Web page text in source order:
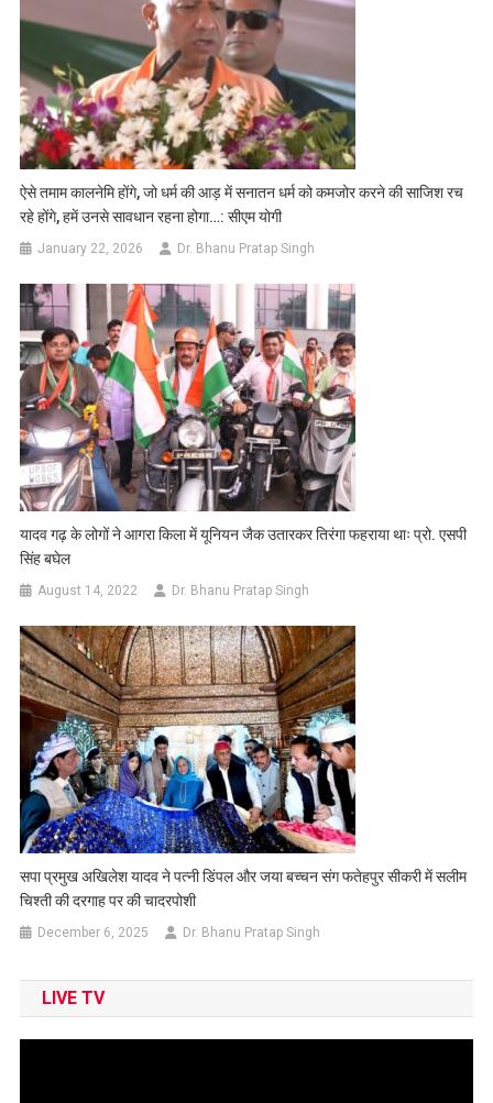
ऐसे तमाम कालनेमि होंगे, जो धर्म की आड़ में सनातन धर्म को कमजोर करने की साजिश रच
रहे होंगे, हमें उनसे सावधान रहना होगा…: सीएम योगी
January 22, 2026 Dr. Bhanu Pratap Singh
यादव गढ़ के लोगों ने आगरा किला में यूनियन जैक उतारकर तिरंगा फहराया थाः प्रो. एसपी
सिंह बघेल
August 14, 2022 Dr. Bhanu Pratap Singh
सपा प्रमुख अखिलेश यादव ने पत्नी डिंपल और जया बच्चन संग फतेहपुर सीकरी में सलीम
चिश्ती की दरगाह पर की चादरपोशी
December 6, 2025 Dr. Bhanu Pratap Singh
LIVE TV